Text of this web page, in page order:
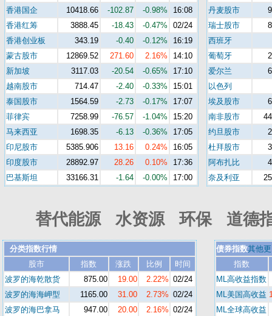
香港国企
10418.66 -102.87 -0.98%
16:08
香港红筹
3888.45 -18.43 -0.47%
02/24
香港创业板
343.19 -0.40 -0.12%
16:19
蒙古股市
12869.52 271.60 2.16%
14:10
新加坡
3117.03 -20.54 -0.65%
17:10
越南股市
714.47 -2.40 -0.33%
15:01
泰国股市
1564.59 -2.73 -0.17%
17:07
菲律宾
7258.99 -76.57 -1.04%
15:20
马来西亚
1698.35 -6.13 -0.36%
17:05
印尼股市
5385.906 13.16 0.24%
16:05
印度股市
28892.97 28.26 0.10%
17:36
巴基斯坦
33166.31 -1.64 -0.00% 17:00
丹麦股市
瑞士股市
西班牙
葡萄牙
爱尔兰
以色列
埃及股市
南非股市
约旦股市
杜拜股市
阿布扎比
奈及利亚
替代能源 水资源 环保 道德
分类指数行情
股市
指数 涨跌 比例
时间
波罗的海乾散货
875.00 19.00 2.22% 02/24
波罗的海海岬型
1165.00 31.00 2.73% 02/24
波罗的海巴拿马
947.00 20.00 2.16% 02/24
债券指数其他
指数
ML高收益指数
ML美国高收益
ML全球高收益